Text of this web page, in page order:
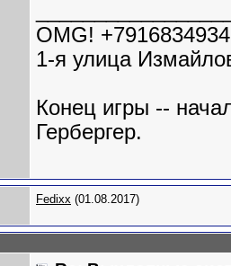
OMG!
1-я улица
Конец игры --
Гербергер.
Fedixx (01.08.2017)